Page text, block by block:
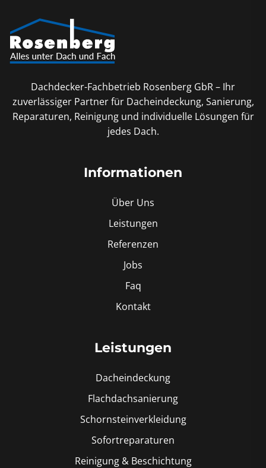
Dachdecker-Fachbetrieb Rosenberg GbR – Ihr
zuverlässiger Partner für Dacheindeckung, Sanierung,
Reparaturen, Reinigung und individuelle Lösungen für
jedes Dach.
Informationen
Über Uns
Leistungen
Referenzen
Jobs
Faq
Kontakt
Leistungen
Dacheindeckung
Flachdachsanierung
Schornsteinverkleidung
Sofortreparaturen
Reinigung & Beschichtung